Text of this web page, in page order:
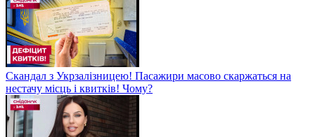
Скандал з Укрзалізницею! Пасажири масово скаржаться на
нестачу місць і квитків! Чому?